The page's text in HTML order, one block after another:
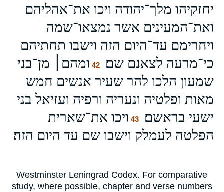
יחזקיהו מלך־יהודה ויכו את־אהליהם
ואת־המעינים אשר נמצאו־שמה
ויחרימם עד־היום הזה וישבו תחתיהם
כי־מרעה לצאנם שם׃
42 ומהם׀ מן־בני
שמעון הלכו להר שעיר אנשים חמש
מאות ופלטיה ונעריה ורפיה ועזיאל בני
ישעי בראשם׃
43 ויכו את־שארית
הפלטה לעמלק וישבו שם עד היום הזה׃
Westminster Leningrad Codex. For comparative
study, where possible, chapter and verse numbers